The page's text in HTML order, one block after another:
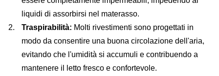
liquidi di assorbirsi nel materasso.
Traspirabilità: Molti rivestimenti sono progettati in
modo da consentire una buona circolazione dell'aria,
evitando che l'umidità si accumuli e contribuendo a
mantenere il letto fresco e confortevole.